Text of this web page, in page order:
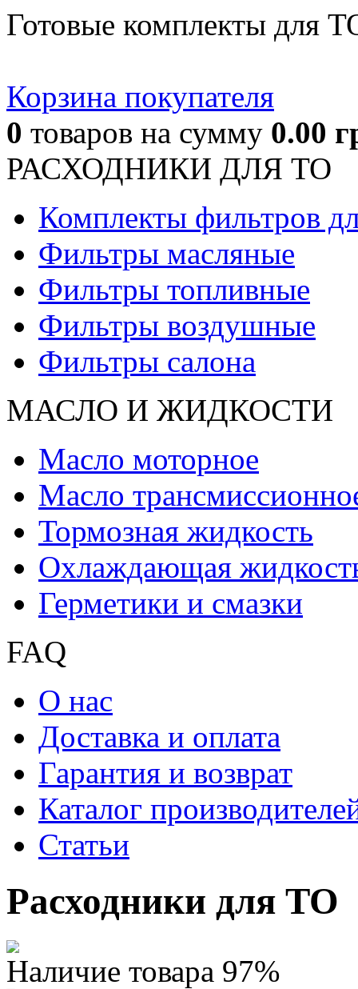
Готовые комплекты для
Корзина покупателя
0 товаров на сумму 0.00
РАСХОДНИКИ ДЛЯ ТО
Комплекты фильтров
Фильтры масляные
Фильтры топливные
Фильтры воздушные
Фильтры салона
МАСЛО И ЖИДКОCТИ
Масло моторное
Масло
Тормозная жидкость
Охлаждающая
Герметики и смазки
FAQ
О нас
Доставка и оплата
Гарантия и возврат
Каталог
Статьи
Расходники для ТО
Наличие товара 97%